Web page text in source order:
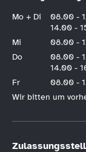
Mo + Di
08.00 -
14.00 -
Mi
08.00 -
Do
08.00 -
14.00 -
Fr
08.00 -
Wir bitten um